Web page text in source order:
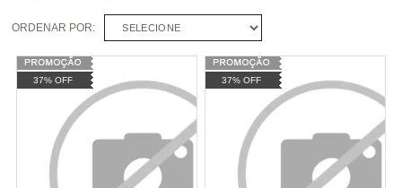
ORDENAR POR: SELECIONE
37% OFF 37% OFF